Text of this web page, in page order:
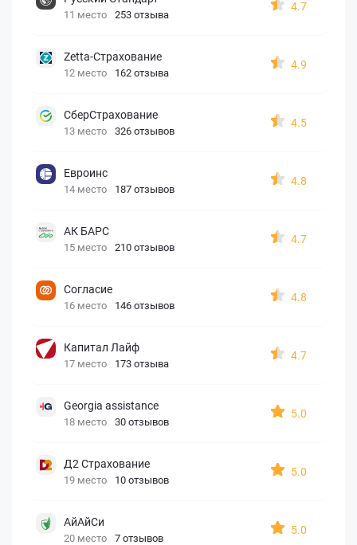
11 место 253 отзыва
4.7
Zetta-Страхование
12 место 162 отзыва
4.9
СберСтрахование
13 место 326 отзывов
4.5
Евроинс
14 место 187 отзывов
4.8
АК БАРС
15 место 210 отзывов
4.7
Согласие
16 место 146 отзывов
4.8
Капитал Лайф
17 место 173 отзыва
4.7
Georgia assistance
18 место 30 отзывов
5.0
Д2 Страхование
19 место 10 отзывов
5.0
АйАйСи
20 место 7 отзывов
5.0